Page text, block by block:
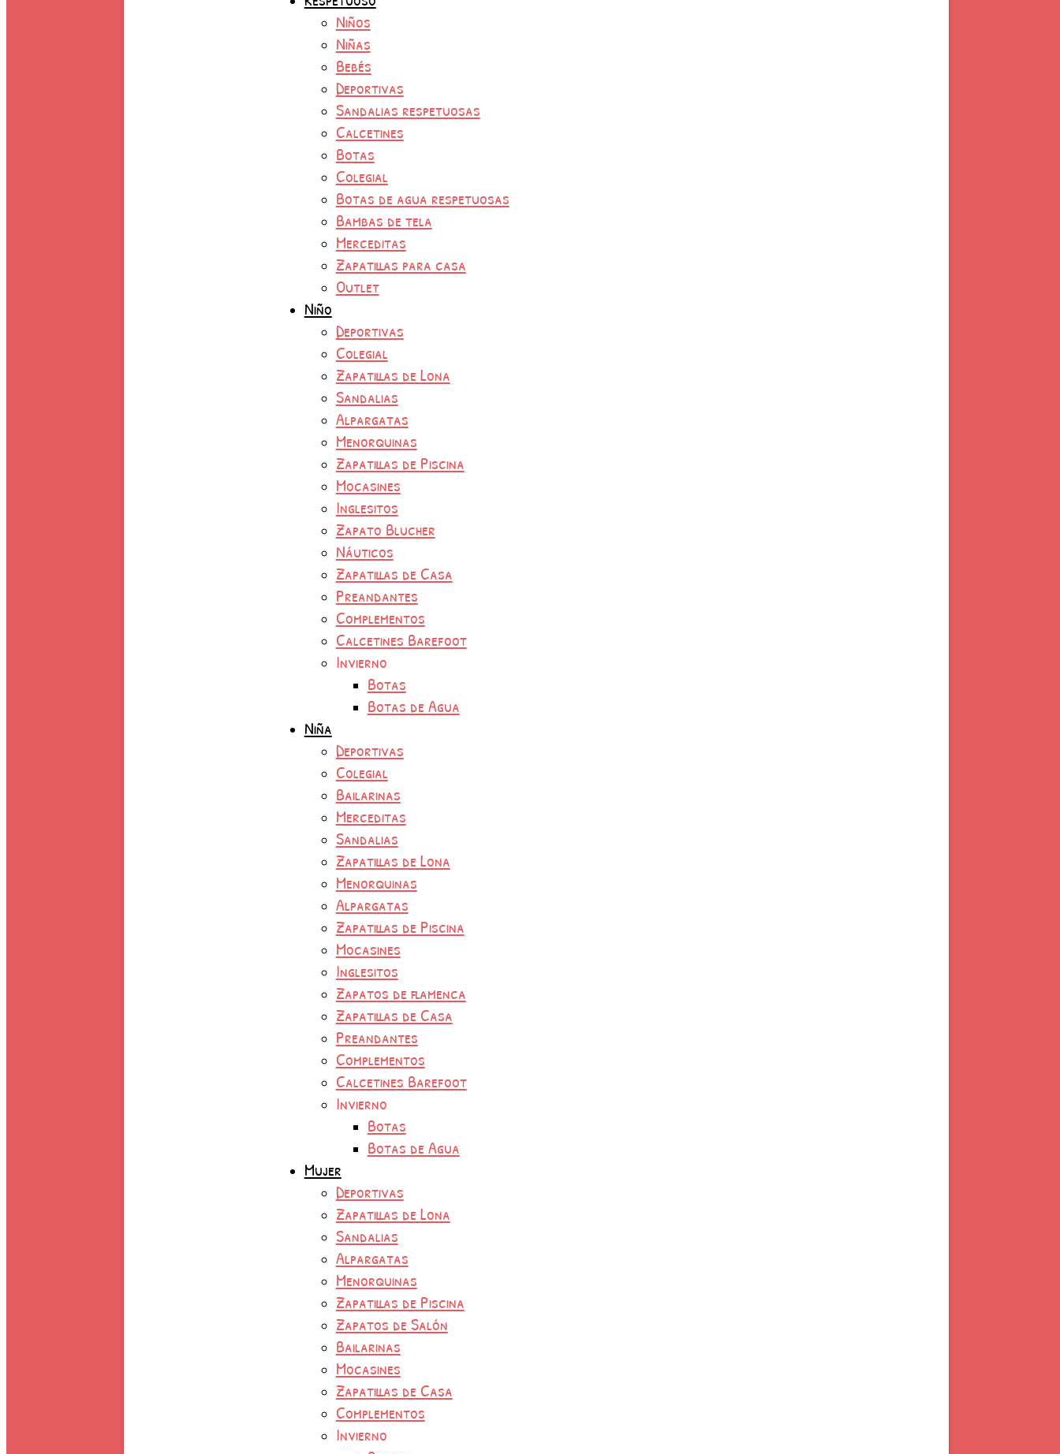
Niños
Niñas
Bebés
Deportivas
Sandalias respetuosas
Calcetines
Botas
Colegial
Botas de agua respetuosas
Bambas de tela
Merceditas
Zapatillas para casa
Outlet
Niño
Deportivas
Colegial
Zapatillas de Lona
Sandalias
Alpargatas
Menorquinas
Zapatillas de Piscina
Mocasines
Inglesitos
Zapato Blucher
Náuticos
Zapatillas de Casa
Preandantes
Complementos
Calcetines Barefoot
Invierno
Botas
Botas de Agua
Niña
Deportivas
Colegial
Bailarinas
Merceditas
Sandalias
Zapatillas de Lona
Menorquinas
Alpargatas
Zapatillas de Piscina
Mocasines
Inglesitos
Zapatos de flamenca
Zapatillas de Casa
Preandantes
Complementos
Calcetines Barefoot
Invierno
Botas
Botas de Agua
Mujer
Deportivas
Zapatillas de Lona
Sandalias
Alpargatas
Menorquinas
Zapatillas de Piscina
Zapatos de Salón
Bailarinas
Mocasines
Zapatillas de Casa
Complementos
Invierno